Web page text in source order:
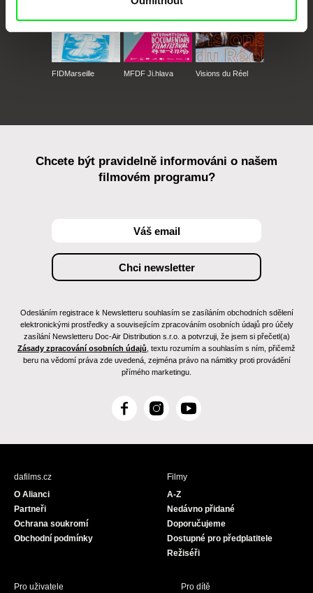
FIDMarseille MFDF Ji.hlava Visions du Réel
Chcete být pravidelně informováni o našem
filmovém programu?
Odesláním registrace k Newsletteru souhlasím se zasíláním obchodních sdělení
elektronickými prostředky a souvisejícím zpracováním osobních údajů pro účely
zasílání Newsletteru Doc-Air Distribution s.r.o. a potvrzuji, že jsem si přečetl(a)
Zásady zpracování osobních údajů , textu rozumím a souhlasím s ním, přičemž
beru na vědomí práva zde uvedená, zejména právo na námitky proti provádění
přímého marketingu.
F
c
I
s
Y
u
dafilms.cz
O Alianci
Partneři
Ochrana soukromí
Obchodní podmínky
Filmy
A-Z
Nedávno přidané
Doporučujeme
Dostupné pro předplatitele
Režiséři
Pro uživatele
Pro dítě